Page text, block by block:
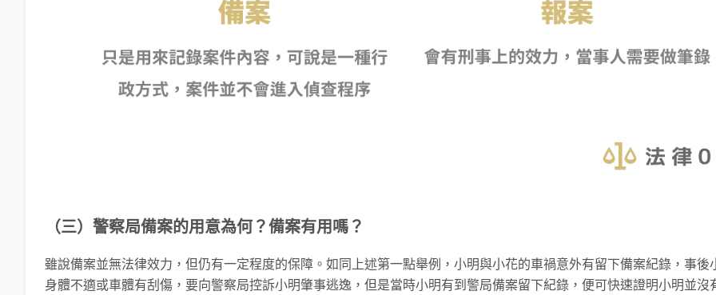
（三）警察局備案的用意為何？備案有用嗎？
雖說備案並無法律效力，但仍有一定程度的保障。如同上述第一點舉例，小明與小花的車禍意外有留下備案紀錄，事後
身體不適或車體有刮傷，要向警察局控訴小明肇事逃逸，但是當時小明有到警局備案留下紀錄，便可快速證明小明並沒